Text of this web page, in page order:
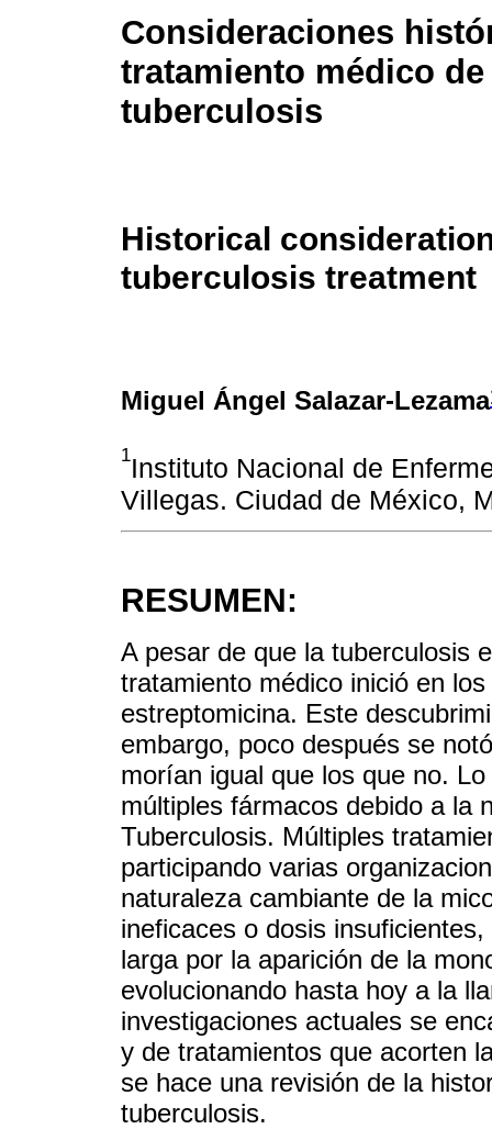
Consideraciones
tratamiento médico de
tuberculosis
Historical
tuberculosis treatment
Miguel Ángel Salazar-Lezama
1Instituto Nacional de
Villegas. Ciudad de México,
RESUMEN:
A pesar de que la tuberculosis
tratamiento médico inició en
estreptomicina. Este
embargo, poco después se
morían igual que los que no.
múltiples fármacos debido a la
Tuberculosis. Múltiples
participando varias
naturaleza cambiante de la
ineficaces o dosis
larga por la aparición de la
evolucionando hasta hoy a la
investigaciones actuales se
y de tratamientos que acorten
se hace una revisión de la
tuberculosis.